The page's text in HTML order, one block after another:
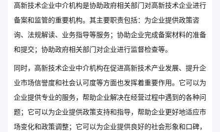
高新技术企业中介机构是协助政府相关部门对高新技术企业进行
备案和监管的重要机构。其主要职责包括：为企业提供政策咨
询、法规解读、业务指导等服务；协助企业完成备案材料的准备
和提交；协助政府相关部门对企业进行监督检查等。
同时，高新技术企业中介机构在促进高新技术产业发展、提升企
业市场信誉度和社会认可度等方面也发挥着重要作用。它可以为
企业提供专业的服务，帮助企业解决在经营过程中遇到的各种问
题；它可以为企业提供政策支持和指导，帮助企业更好地适应市
场变化和政策调整；它可以为企业提供良好的社会形象和口碑，